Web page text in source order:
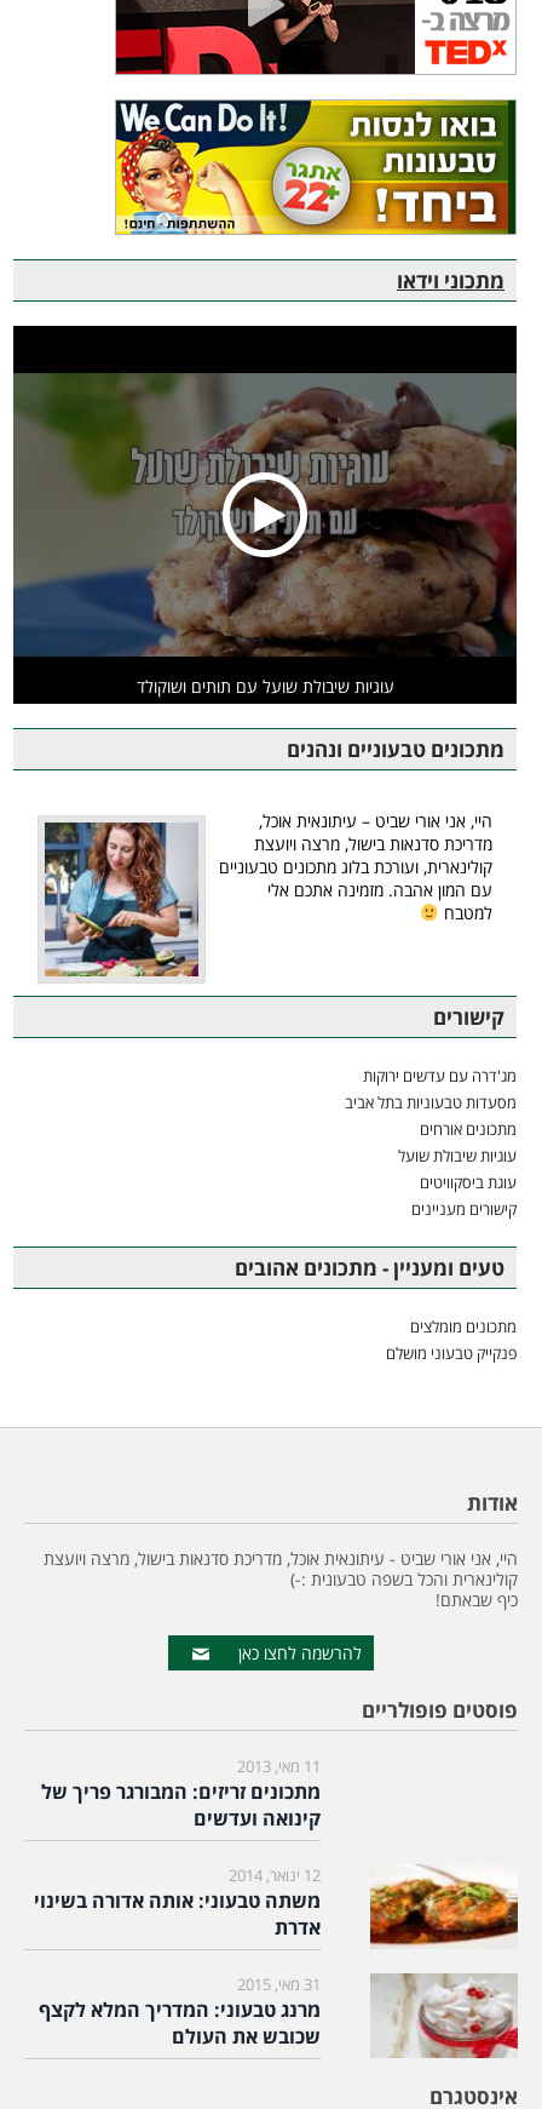
מתכוני וידאו
עוגיות שיבולת שועל עם תותים ושוקולד
מתכונים טבעוניים ונהנים
היי, אני אורי שביט – עיתונאית אוכל,
מדריכת סדנאות בישול, מרצה ויועצת
קולינארית, ועורכת בלוג מתכונים טבעוניים
עם המון אהבה. מזמינה אתכם אלי
למטבח
קישורים
מג'דרה עם עדשים ירוקות
מסעדות טבעוניות בתל אביב
מתכונים אורחים
עוגיות שיבולת שועל
עוגת ביסקוויטים
קישורים מעניינים
טעים ומעניין - מתכונים אהובים
מתכונים מומלצים
פנקייק טבעוני מושלם
אודות
היי, אני אורי שביט - עיתונאית אוכל, מדריכת סדנאות בישול, מרצה ויועצת
קולינארית והכל בשפה טבעונית :-)
כיף שבאתם!
להרשמה לחצו כאן
פוסטים פופולריים
11 מאי, 2013
מתכונים זריזים: המבורגר פריך של
קינואה ועדשים
12 ינואר, 2014
משתה טבעוני: אותה אדורה בשינוי
אדרת
31 מאי, 2015
מרנג טבעוני: המדריך המלא לקצף
שכובש את העולם
אינסטגרם